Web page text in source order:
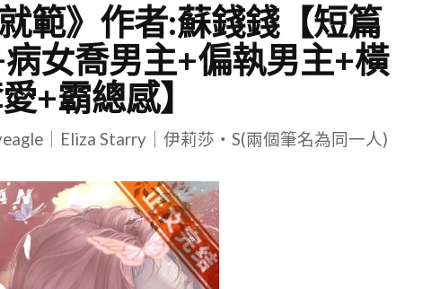
範》作者:蘇錢錢【短篇
女喬男主+偏執男主+橫
+霸總感】
｜Eliza Starry｜伊莉莎・S(兩個筆名為同一人)